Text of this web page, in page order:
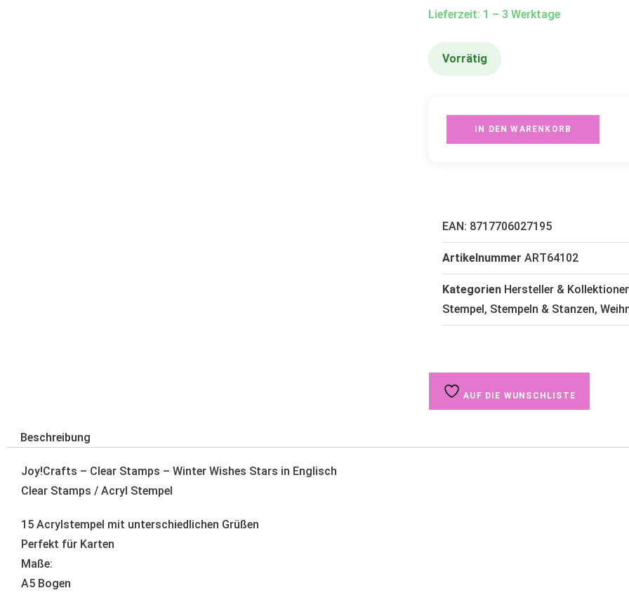
Lieferzeit: 1 – 3 Werktage
Vorrätig
IN DEN WARENKORB
EAN: 8717706027195
Artikelnummer ART64102
Kategorien Hersteller &
Stempel, Stempeln & Stanzen,
AUF DIE WUNSCHLISTE
Beschreibung
Joy!Crafts – Clear Stamps – Winter Wishes Stars in Englisch
Clear Stamps / Acryl Stempel
15 Acrylstempel mit unterschiedlichen Grüßen
Perfekt für Karten
Maße:
A5 Bogen